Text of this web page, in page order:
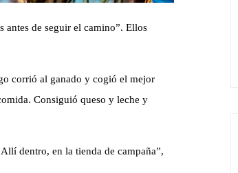
antes de seguir el camino”. Ellos
corrió al ganado y cogió el mejor
Consiguió queso y leche y
dentro, en la tienda de campaña”,